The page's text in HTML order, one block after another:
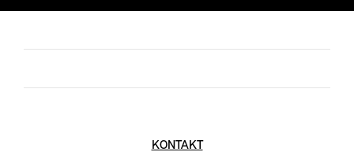
KONTAKT